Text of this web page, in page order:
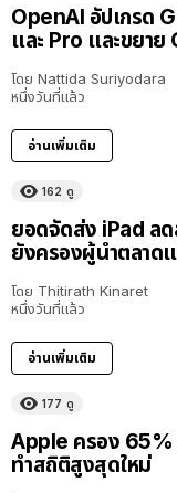
OpenAI อัปเกรด
และ Pro และขยาย
โดย Nattida Suriyodara
หนึ่งวันที่แล้ว
อ่านเพิ่มเติม
162 ดู
ยอดจัดส่ง iPad ล
ยังครองผู้นำตลาด
โดย Thitirath Kinaret
หนึ่งวันที่แล้ว
อ่านเพิ่มเติม
177 ดู
Apple ครอง 65%
ทำสถิติสูงสุดใหม่